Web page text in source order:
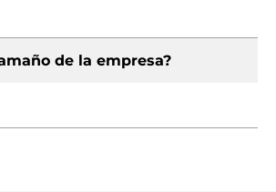
de la empresa?